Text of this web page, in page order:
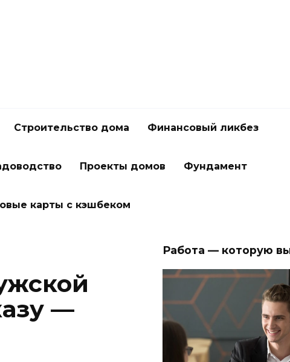
Строительство дома Финансовый ликбез
Проекты домов Фундамент
карты с кэшбеком
—
Работа — которую